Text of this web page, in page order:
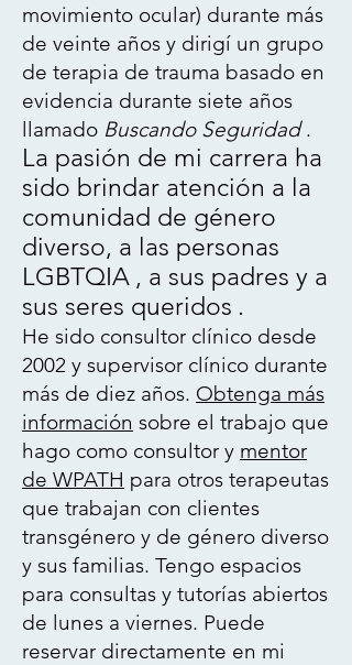
movimiento ocular) durante más
de veinte años y dirigí un grupo
de terapia de trauma basado en
evidencia durante siete años
llamado Buscando Seguridad .
La pasión de mi carrera ha
sido brindar atención a la
comunidad de género
diverso, a las personas
LGBTQIA , a sus padres y a
sus seres queridos .
He sido consultor clínico desde
2002 y supervisor clínico durante
más de diez años. Obtenga más
información sobre el trabajo que
hago como consultor y mentor
de WPATH para otros terapeutas
que trabajan con clientes
transgénero y de género diverso
y sus familias. Tengo espacios
para consultas y tutorías abiertos
de lunes a viernes. Puede
reservar directamente en mi